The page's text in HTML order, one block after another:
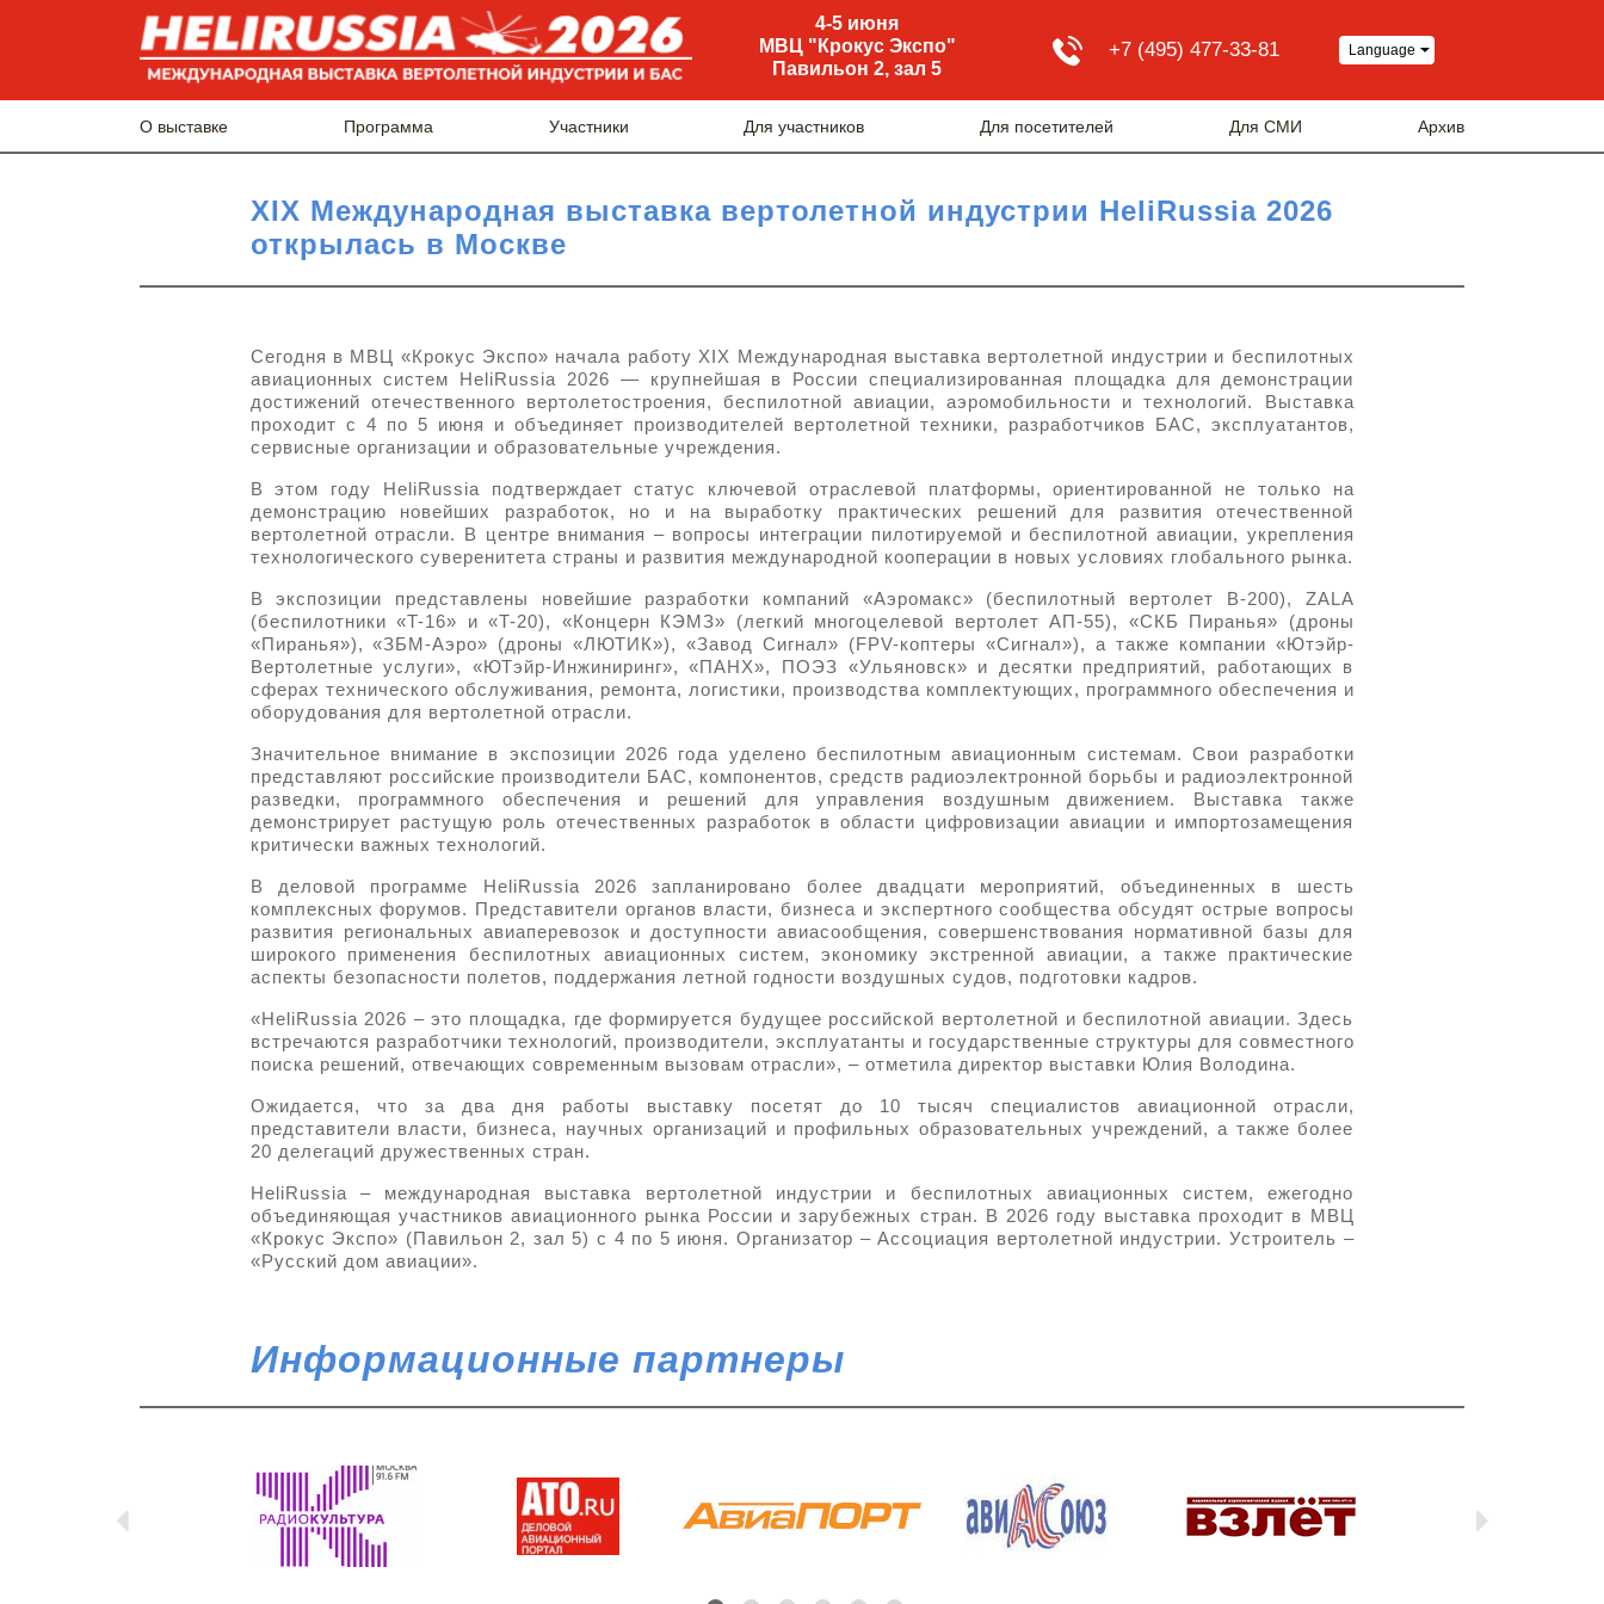
4-5 июня
МВЦ "Крокус Экспо"
Павильон 2, зал 5
+7 (495) 477-33-81 Language
О выставке Программа Участники Для участников Для посетителей Для СМИ Архив
XIX Международная выставка вертолетной индустрии HeliRussia 2026
открылась в Москве
Сегодня в МВЦ «Крокус Экспо» начала работу XIX Международная выставка вертолетной индустрии и беспилотных
авиационных систем HeliRussia 2026 — крупнейшая в России специализированная площадка для демонстрации
достижений отечественного вертолетостроения, беспилотной авиации, аэромобильности и технологий. Выставка
проходит с 4 по 5 июня и объединяет производителей вертолетной техники, разработчиков БАС, эксплуатантов,
сервисные организации и образовательные учреждения.
В этом году HeliRussia подтверждает статус ключевой отраслевой платформы, ориентированной не только на
демонстрацию новейших разработок, но и на выработку практических решений для развития отечественной
вертолетной отрасли. В центре внимания – вопросы интеграции пилотируемой и беспилотной авиации, укрепления
технологического суверенитета страны и развития международной кооперации в новых условиях глобального рынка.
В экспозиции представлены новейшие разработки компаний «Аэромакс» (беспилотный вертолет В-200), ZALA
(беспилотники «T-16» и «T-20), «Концерн КЭМЗ» (легкий многоцелевой вертолет АП-55), «СКБ Пиранья» (дроны
«Пиранья»), «ЗБМ-Аэро» (дроны «ЛЮТИК»), «Завод Сигнал» (FPV-коптеры «Сигнал»), а также компании «Ютэйр-
Вертолетные услуги», «ЮТэйр-Инжиниринг», «ПАНХ», ПОЭЗ «Ульяновск» и десятки предприятий, работающих в
сферах технического обслуживания, ремонта, логистики, производства комплектующих, программного обеспечения и
оборудования для вертолетной отрасли.
Значительное внимание в экспозиции 2026 года уделено беспилотным авиационным системам. Свои разработки
представляют российские производители БАС, компонентов, средств радиоэлектронной борьбы и радиоэлектронной
разведки, программного обеспечения и решений для управления воздушным движением. Выставка также
демонстрирует растущую роль отечественных разработок в области цифровизации авиации и импортозамещения
критически важных технологий.
В деловой программе HeliRussia 2026 запланировано более двадцати мероприятий, объединенных в шесть
комплексных форумов. Представители органов власти, бизнеса и экспертного сообщества обсудят острые вопросы
развития региональных авиаперевозок и доступности авиасообщения, совершенствования нормативной базы для
широкого применения беспилотных авиационных систем, экономику экстренной авиации, а также практические
аспекты безопасности полетов, поддержания летной годности воздушных судов, подготовки кадров.
«HeliRussia 2026 – это площадка, где формируется будущее российской вертолетной и беспилотной авиации. Здесь
встречаются разработчики технологий, производители, эксплуатанты и государственные структуры для совместного
поиска решений, отвечающих современным вызовам отрасли», – отметила директор выставки Юлия Володина.
Ожидается, что за два дня работы выставку посетят до 10 тысяч специалистов авиационной отрасли,
представители власти, бизнеса, научных организаций и профильных образовательных учреждений, а также более
20 делегаций дружественных стран.
HeliRussia – международная выставка вертолетной индустрии и беспилотных авиационных систем, ежегодно
объединяющая участников авиационного рынка России и зарубежных стран. В 2026 году выставка проходит в МВЦ
«Крокус Экспо» (Павильон 2, зал 5) с 4 по 5 июня. Организатор – Ассоциация вертолетной индустрии. Устроитель –
«Русский дом авиации».
Информационные партнеры